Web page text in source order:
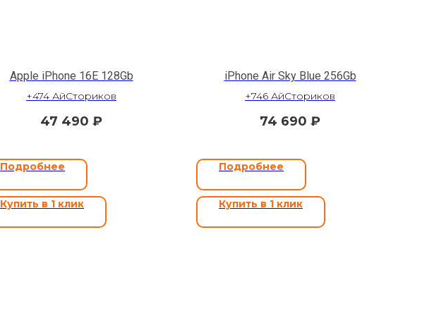
Apple iPhone 16E 128Gb
+474 АйСториков
47 490 ₽
Подробнее
Купить в 1 клик
iPhone Air Sky Blue 256Gb
+746 АйСториков
74 690 ₽
Подробнее
Купить в 1 клик